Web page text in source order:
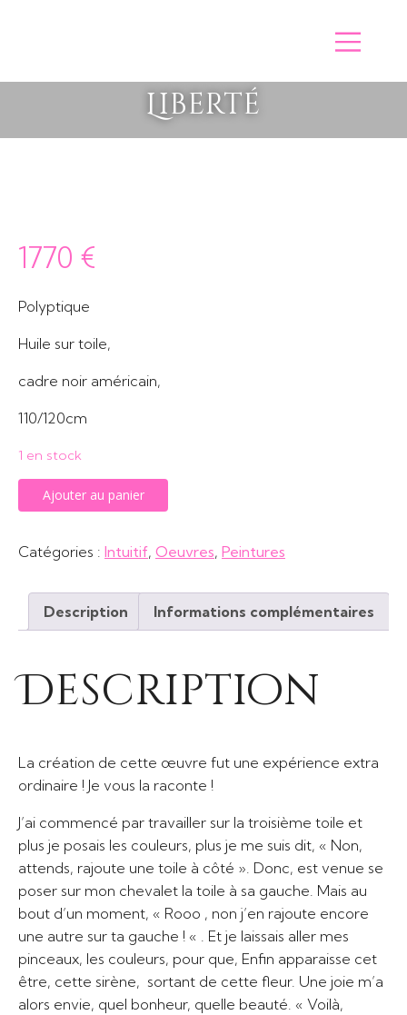
Liberté
1770 €
Polyptique
Huile sur toile,
cadre noir américain,
110/120cm
1 en stock
quantité
de
Ajouter au panier
Catégories : Intuitif, Oeuvres, Peintures
Description Informations complémentaires
Description
La création de cette œuvre fut une expérience extra
ordinaire ! Je vous la raconte !
J’ai commencé par travailler sur la troisième toile et
plus je posais les couleurs, plus je me suis dit, « Non,
attends, rajoute une toile à côté ». Donc, est venue se
poser sur mon chevalet la toile à sa gauche. Mais au
bout d’un moment, « Rooo , non j’en rajoute encore
une autre sur ta gauche ! « . Et je laissais aller mes
pinceaux, les couleurs, pour que, Enfin apparaisse cet
être, cette sirène, sortant de cette fleur. Une joie m’a
alors envie, quel bonheur, quelle beauté. « Voilà,